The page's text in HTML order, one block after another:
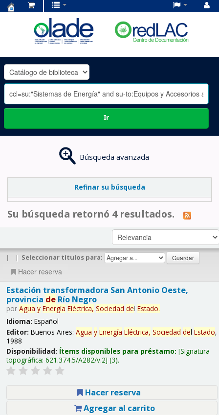
OLADE
-
Ir
Búsqueda avanzada
Refinar su búsqueda
Su búsqueda retornó 4 resultados.
| | Seleccionar títulos para:
Hacer reserva
Estación transformadora San Antonio Oeste,
provincia deRío Negro
por Agua y Energía Eléctrica, Sociedad del Estado.
Idioma: Español
Editor: Buenos Aires: Agua y Energía Eléctrica, Sociedad del Estado,
1988
Disponibilidad: Ítems disponibles para préstamo: Signatura
topográfica: 621.374.5/A282/v.2 (3).
Hacer reserva
Agregar al carrito